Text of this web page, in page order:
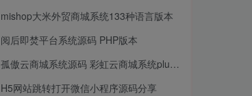
mishop大米外贸商城系统133种语言版本
阅后即焚平台系统源码 PHP版本
孤傲云商城系统源码 彩虹云商城系统plus史诗级增强版
H5网站跳转打开微信小程序源码分享